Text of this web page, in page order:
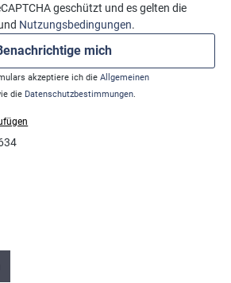
geschützt und es gelten die
Nutzungsbedingungen.
mich
akzeptiere ich die Allgemeinen
die Datenschutzbestimmungen